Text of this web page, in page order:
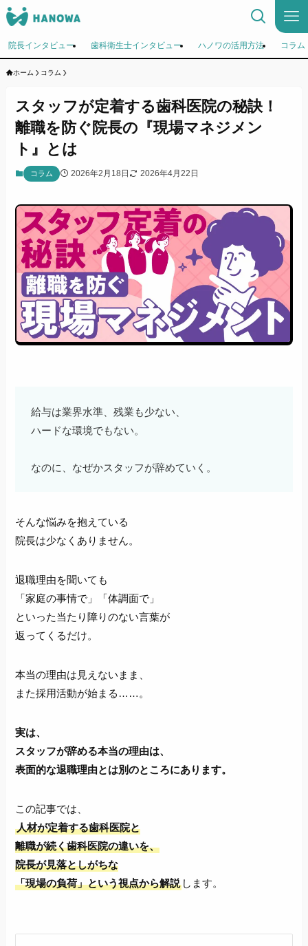
院長インタビュー 歯科衛生士インタビュー ハノワの活用方法 コラム
ホーム コラム
スタッフが定着する歯科医院の秘訣！
離職を防ぐ院長の『現場マネジメン
ト』とは
コラム 2026年2月18日 2026年4月22日
給与は業界水準、残業も少ない、
ハードな環境でもない。
なのに、なぜかスタッフが辞めていく。
そんな悩みを抱えている
院長は少なくありません。
退職理由を聞いても
「家庭の事情で」「体調面で」
といった当たり障りのない言葉が
返ってくるだけ。
本当の理由は見えないまま、
また採用活動が始まる……。
実は、
スタッフが辞める本当の理由は、
表面的な退職理由とは別のところにあります。
この記事では、
人材が定着する歯科医院と
離職が続く歯科医院の違いを、
院長が見落としがちな
「現場の負荷」という視点から解説 します。